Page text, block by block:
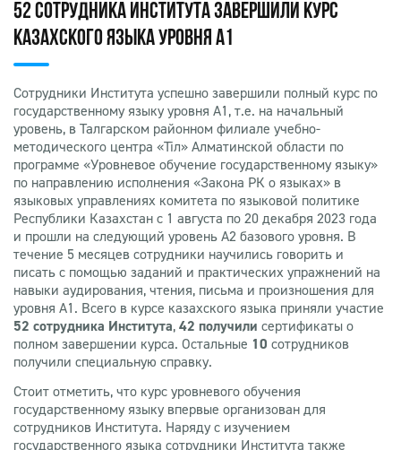
52 СОТРУДНИКА ИНСТИТУТА ЗАВЕРШИЛИ КУРС
КАЗАХСКОГО ЯЗЫКА УРОВНЯ А1
Сотрудники Института успешно завершили полный курс по
государственному языку уровня А1, т.е. на начальный
уровень, в Талгарском районном филиале учебно-
методического центра «Тіл» Алматинской области по
программе «Уровневое обучение государственному языку»
по направлению исполнения «Закона РК о языках» в
языковых управлениях комитета по языковой политике
Республики Казахстан с 1 августа по 20 декабря 2023 года
и прошли на следующий уровень А2 базового уровня. В
течение 5 месяцев сотрудники научились говорить и
писать с помощью заданий и практических упражнений на
навыки аудирования, чтения, письма и произношения для
уровня А1. Всего в курсе казахского языка приняли участие
52 сотрудника Института,42 получили сертификаты о
полном завершении курса. Остальные 10 сотрудников
получили специальную справку.
Стоит отметить, что курс уровневого обучения
государственному языку впервые организован для
сотрудников Института. Наряду с изучением
государственного языка сотрудники Института также